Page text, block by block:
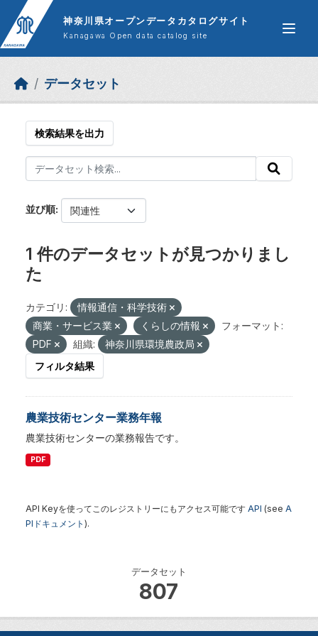
Skip to main content
神奈川県オープンデータカタログサイト
Kanagawa Open data catalog site
データセット
データセット
807
検索結果を出力
並び順
1 件のデータセットが見つかりまし
た
カテゴリ:
情報通信・科学技術
商業・サービス業
くらしの情報
フォーマット:
PDF
組織:
神奈川県環境農政局
フィルタ結果
農業技術センター業務年報
農業技術センターの業務報告です。
PDF
API Keyを使ってこのレジストリーにもアクセス可能です API (see A
PIドキュメント ).